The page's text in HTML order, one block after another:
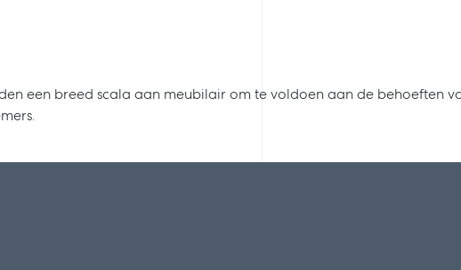
een breed scala aan meubilair om te voldoen aan de behoeften